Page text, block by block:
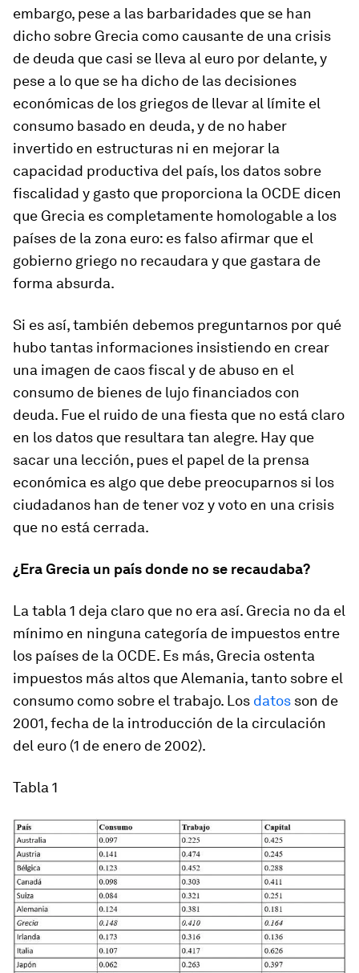
embargo, pese a las barbaridades que se han
dicho sobre Grecia como causante de una crisis
de deuda que casi se lleva al euro por delante, y
pese a lo que se ha dicho de las decisiones
económicas de los griegos de llevar al límite el
consumo basado en deuda, y de no haber
invertido en estructuras ni en mejorar la
capacidad productiva del país, los datos sobre
fiscalidad y gasto que proporciona la OCDE dicen
que Grecia es completamente homologable a los
países de la zona euro: es falso afirmar que el
gobierno griego no recaudara y que gastara de
forma absurda.
Si es así, también debemos preguntarnos por qué
hubo tantas informaciones insistiendo en crear
una imagen de caos fiscal y de abuso en el
consumo de bienes de lujo financiados con
deuda. Fue el ruido de una fiesta que no está claro
en los datos que resultara tan alegre. Hay que
sacar una lección, pues el papel de la prensa
económica es algo que debe preocuparnos si los
ciudadanos han de tener voz y voto en una crisis
que no está cerrada.
¿Era Grecia un país donde no se recaudaba?
La tabla 1 deja claro que no era así. Grecia no da el
mínimo en ninguna categoría de impuestos entre
los países de la OCDE. Es más, Grecia ostenta
impuestos más altos que Alemania, tanto sobre el
consumo como sobre el trabajo. Los datos son de
2001, fecha de la introducción de la circulación
del euro (1 de enero de 2002).
Tabla 1